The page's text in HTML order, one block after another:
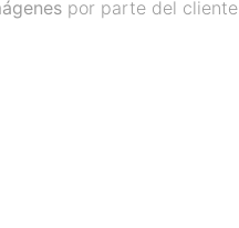
por parte del cliente